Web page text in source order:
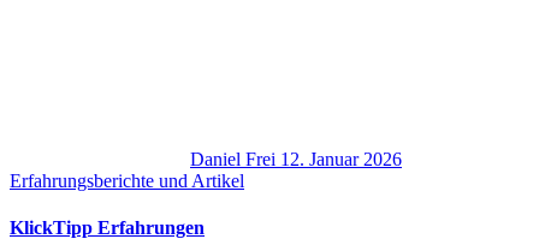
Daniel Frei 12. Januar 2026
Erfahrungsberichte und Artikel
KlickTipp Erfahrungen